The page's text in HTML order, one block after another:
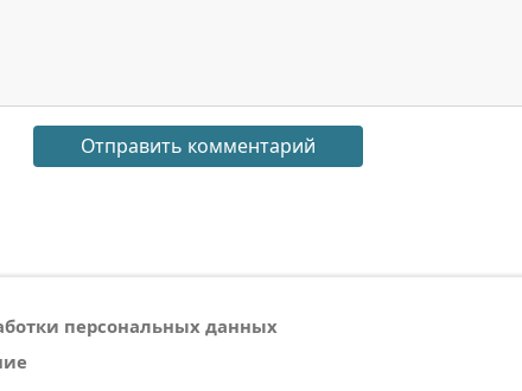
персональных данных